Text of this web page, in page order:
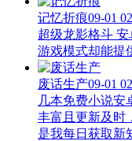
记忆折痕09-01
超级龙影格斗
游戏模式却能提
废话生产09-01
几本免费小说安
丰富且更新及时
是我每日获取新